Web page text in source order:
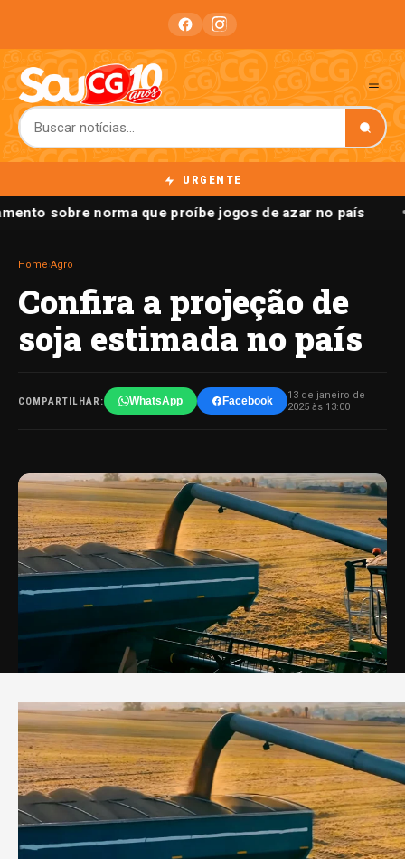
URGENTE
sobre norma que proíbe jogos de azar no país
Home Agro
Confira a projeção de
soja estimada no país
COMPARTILHAR: WhatsApp Facebook
13 de janeiro de
2025 às 13:00